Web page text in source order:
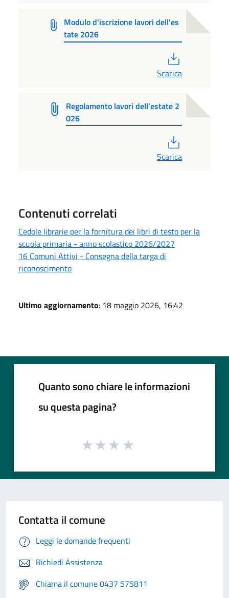
Modulo d'iscrizione lavori dell'es
tate 2026
Scarica
Regolamento lavori dell'estate 2
026
Scarica
Contenuti correlati
Cedole librarie per la fornitura dei libri di testo per la
scuola primaria - anno scolastico 2026/2027
16 Comuni Attivi - Consegna della targa di
riconoscimento
Ultimo aggiornamento: 18 maggio 2026, 16:42
Quanto sono chiare le informazioni
su questa pagina?
Contatta il comune
Leggi le domande frequenti
Richiedi Assistenza
Chiama il comune 0437 575811